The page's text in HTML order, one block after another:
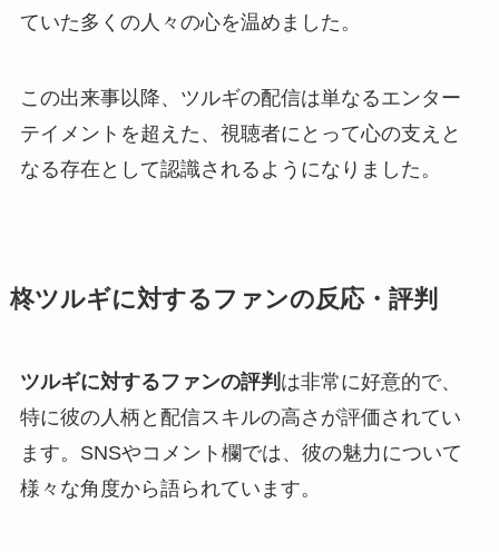
ていた多くの人々の心を温めました。
この出来事以降、ツルギの配信は単なるエンター
テイメントを超えた、視聴者にとって心の支えと
なる存在として認識されるようになりました。
柊ツルギに対するファンの反応・評判
ツルギに対するファンの評判 は非常に好意的で、
特に彼の人柄と配信スキルの高さが評価されてい
ます。SNSやコメント欄では、彼の魅力について
様々な角度から語られています。